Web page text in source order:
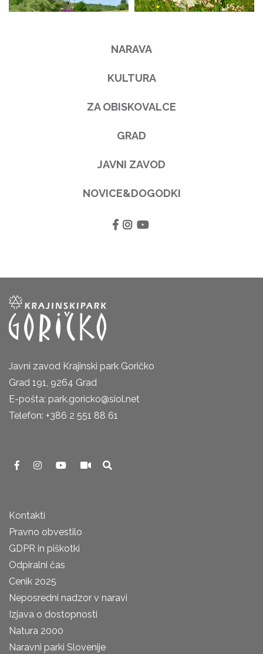
NARAVA
KULTURA
ZA OBISKOVALCE
GRAD
JAVNI ZAVOD
NOVICE&DOGODKI
Javni zavod Krajinski park Goričko
Grad 191, 9264 Grad
E-pošta: park.goricko@siol.net
Telefon: +386 2 551 88 61
Kontakti
Pravno obvestilo
GDPR in piškotki
Odpiralni čas
Cenik 2025
Neposredni nadzor v naravi
Izjava o dostopnosti
Natura 2000
Naravni parki Slovenije